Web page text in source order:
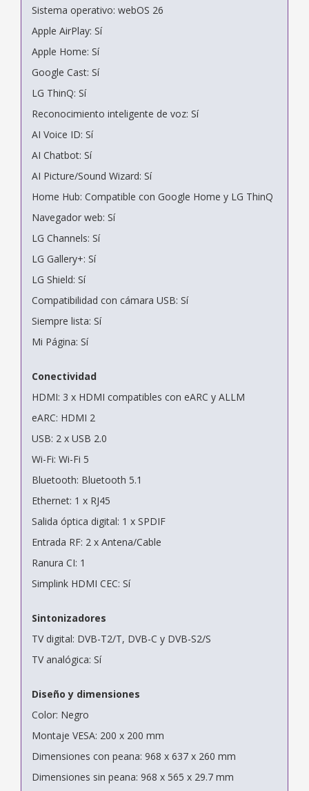
Sistema operativo: webOS 26
Apple AirPlay: Sí
Apple Home: Sí
Google Cast: Sí
LG ThinQ: Sí
Reconocimiento inteligente de voz: Sí
AI Voice ID: Sí
AI Chatbot: Sí
AI Picture/Sound Wizard: Sí
Home Hub: Compatible con Google Home y LG ThinQ
Navegador web: Sí
LG Channels: Sí
LG Gallery+: Sí
LG Shield: Sí
Compatibilidad con cámara USB: Sí
Siempre lista: Sí
Mi Página: Sí
Conectividad
HDMI: 3 x HDMI compatibles con eARC y ALLM
eARC: HDMI 2
USB: 2 x USB 2.0
Wi-Fi: Wi-Fi 5
Bluetooth: Bluetooth 5.1
Ethernet: 1 x RJ45
Salida óptica digital: 1 x SPDIF
Entrada RF: 2 x Antena/Cable
Ranura CI: 1
Simplink HDMI CEC: Sí
Sintonizadores
TV digital: DVB-T2/T, DVB-C y DVB-S2/S
TV analógica: Sí
Diseño y dimensiones
Color: Negro
Montaje VESA: 200 x 200 mm
Dimensiones con peana: 968 x 637 x 260 mm
Dimensiones sin peana: 968 x 565 x 29.7 mm